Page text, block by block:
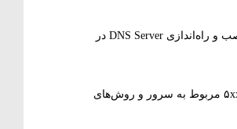
آموزش کامل نصب و راه‌اندازی DNS Server در
ارورهای سری ۵xx مربوط به سرور و روش‌های